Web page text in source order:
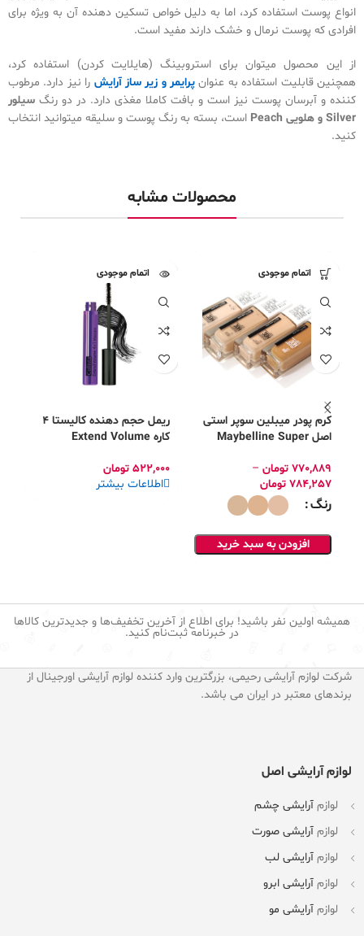
انواع پوست استفاده کرد، اما به دلیل خواص تسکین دهنده آن به ویژه برای
افرادی که پوست نرمال و خشک دارند مفید است.
از این محصول میتوان برای استروبینگ (هایلایت کردن) استفاده کرد،
همچنین قابلیت استفاده به عنوان پرایمر و زیر ساز آرایش را نیز دارد. مرطوب
کننده و آبرسان پوست نیز است و بافت کاملا مغذی دارد‌. در دو رنگ سیلور
Silver و هلویی Peach
است، بسته به رنگ پوست و سلیقه میتوانید انتخاب
کنید.
محصولات مشابه
اتمام موجودی
کرم پودر میبلین سوپر استی
اصل Maybelline Super
770,889 تومان –
784,257 تومان
رنگ
افزودن به سبد خرید
اتمام موجودی
ريمل حجم دهنده کالیستا 4
کاره Extend Volume
522,000 تومان
اطلاعات بیشتر
همیشه اولین نفر باشید! برای اطلاع از آخرین تخفیف‌ها و جدیدترین کالاها
در خبرنامه ثبت‌نام کنید.
شرکت لوازم آرایشی رحیمی، بزرگترین وارد کننده لوازم آرایشی اورجینال از
برندهای معتبر در ایران می باشد.
لوازم آرایشی اصل
لوازم آرایشی چشم
لوازم آرایشی صورت
لوازم آرایشی لب
لوازم آرایشی ابرو
لوازم آرایشی مو